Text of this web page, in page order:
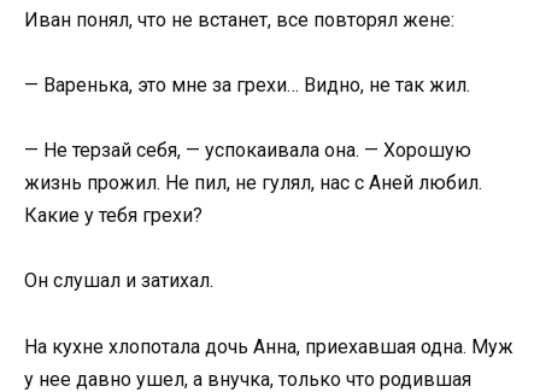
Иван понял, что не встанет, все повторял жене:
— Варенька, это мне за грехи… Видно, не так жил.
— Не терзай себя, — успокаивала она. — Хорошую
жизнь прожил. Не пил, не гулял, нас с Аней любил.
Какие у тебя грехи?
Он слушал и затихал.
На кухне хлопотала дочь Анна, приехавшая одна. Муж
у нее давно ушел, а внучка, только что родившая